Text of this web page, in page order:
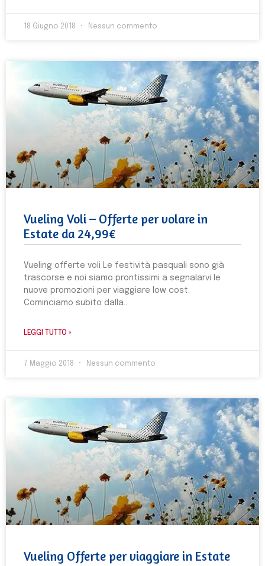
18 Giugno 2018 Nessun commento
Vueling Voli – Offerte per volare in
Estate da 24,99€
Vueling offerte voli Le festività pasquali sono già
trascorse e noi siamo prontissimi a segnalarvi le
nuove promozioni per viaggiare low cost.
Cominciamo subito dalla
LEGGI TUTTO »
7 Maggio 2018 Nessun commento
Vueling Offerte per viaggiare in Estate